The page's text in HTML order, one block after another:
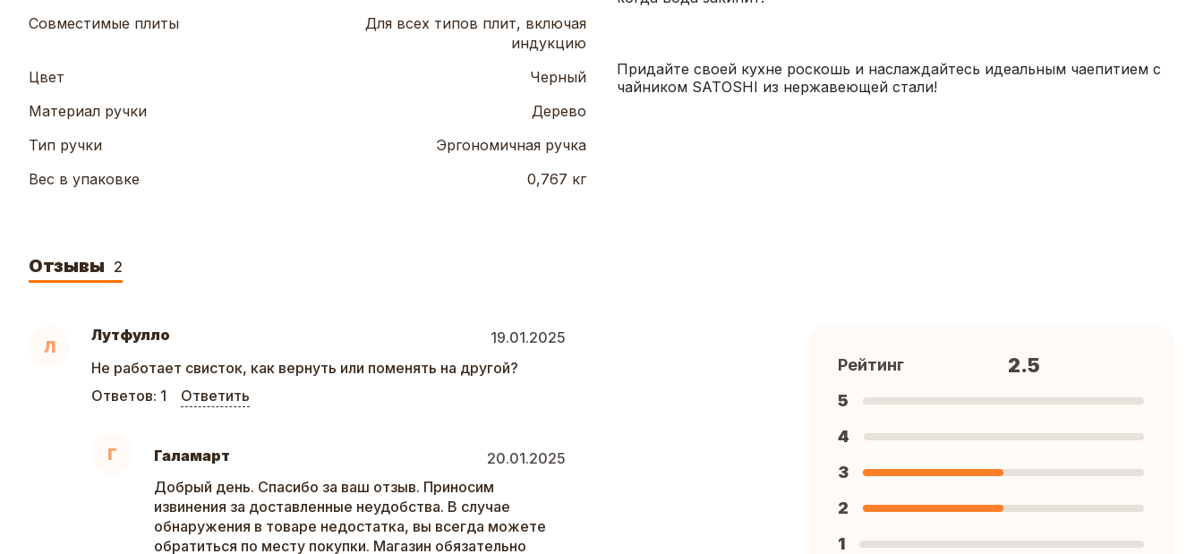
Совместимые плиты
Для всех типов плит, включая
индукцию
Цвет
Черный
Материал ручки
Дерево
Тип ручки
Эргономичная ручка
Вес в упаковке
0,767 кг
Придайте своей кухне роскошь и наслаждайтесь идеальным чаепитием с
чайником SATOSHI из нержавеющей стали!
Отзывы 2
Л
Лутфулло
19.01.2025
Не работает свисток, как вернуть или поменять на другой?
Ответов: 1 Ответить
Г Галамарт
20.01.2025
Добрый день. Спасибо за ваш отзыв. Приносим
извинения за доставленные неудобства. В случае
обнаружения в товаре недостатка, вы всегда можете
обратиться по месту покупки. Магазин обязательно
Рейтинг 2.5
5
4
3
2
1